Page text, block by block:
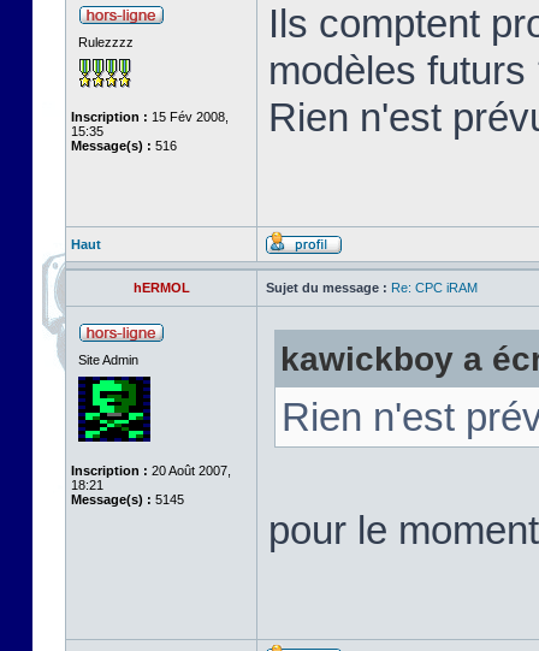
Rulezzzz
Inscription : 15 Fév 2008,
15:35
Message(s) : 516
Ils comptent
modèles futurs
Rien n'est
Haut
hERMOL Sujet du message : Re: CPC iRAM
Site Admin
Inscription : 20 Août 2007,
18:21
Message(s) : 5145
kawickboy a
Rien n'est
pour le